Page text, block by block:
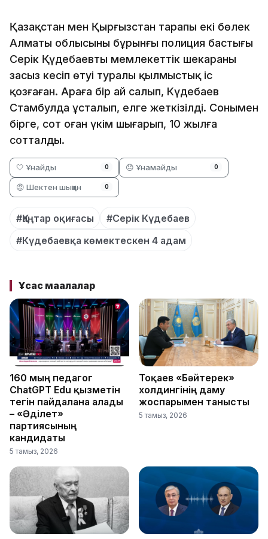
Қазақстан мен Қырғызстан тарапы екі бөлек
Алматы облысының бұрынғы полиция бастығы
Серік Қүдебаевтың мемлекеттік шекараны
заңсыз кесіп өтуі туралы қылмыстық іс
қозғаған. Араға бір ай салып, Күдебаев
Стамбулда ұсталып, елге жеткізілді. Сонымен
бірге, сот оған үкім шығарып, 10 жылға
сотталды.
🤍 Ұнайды 0 😞 Ұнамайды 0
😡 Шектен шыққан 0
#Қаңтар оқиғасы
#Серік Күдебаев
#Күдебаевқа көмектескен 4 адам
Ұқсас мақалалар
160 мың педагог
ChatGPT Edu қызметін
тегін пайдалана алады
– «Әділет»
партиясының
кандидаты
5 тамыз, 2026
Тоқаев «Бәйтерек»
холдингінің даму
жоспарымен танысты
5 тамыз, 2026